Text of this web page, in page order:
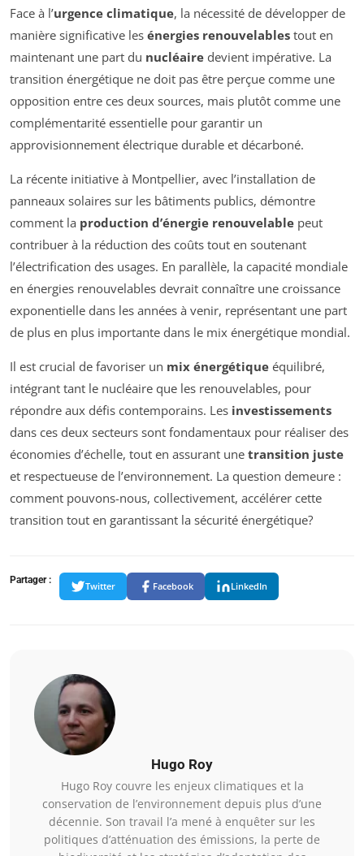
Face à l’urgence climatique, la nécessité de développer de
manière significative les énergies renouvelables tout en
maintenant une part du nucléaire devient impérative. La
transition énergétique ne doit pas être perçue comme une
opposition entre ces deux sources, mais plutôt comme une
complémentarité essentielle pour garantir un
approvisionnement électrique durable et décarboné.
La récente initiative à Montpellier, avec l’installation de
panneaux solaires sur les bâtiments publics, démontre
comment la production d’énergie renouvelable peut
contribuer à la réduction des coûts tout en soutenant
l’électrification des usages. En parallèle, la capacité mondiale
en énergies renouvelables devrait connaître une croissance
exponentielle dans les années à venir, représentant une part
de plus en plus importante dans le mix énergétique mondial.
Il est crucial de favoriser un mix énergétique équilibré,
intégrant tant le nucléaire que les renouvelables, pour
répondre aux défis contemporains. Les investissements
dans ces deux secteurs sont fondamentaux pour réaliser des
économies d’échelle, tout en assurant une transition juste
et respectueuse de l’environnement. La question demeure :
comment pouvons-nous, collectivement, accélérer cette
transition tout en garantissant la sécurité énergétique?
Partager :
Twitter Facebook LinkedIn
Hugo Roy
Hugo Roy couvre les enjeux climatiques et la
conservation de l’environnement depuis plus d’une
décennie. Son travail l’a mené à enquêter sur les
politiques d’atténuation des émissions, la perte de